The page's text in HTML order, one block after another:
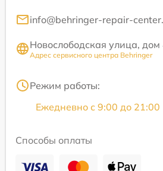
info@behringer-repair-
Новослободская улица, дом
Адрес сервисного центра Behringer
Режим работы:
Ежедневно с 9:00 до 21:00
Способы оплаты